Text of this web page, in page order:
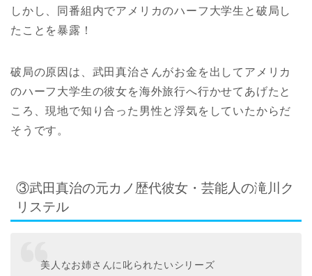
しかし、同番組内でアメリカのハーフ大学生と破局し
たことを暴露！
破局の原因は、武田真治さんがお金を出してアメリカ
のハーフ大学生の彼女を海外旅行へ行かせてあげたと
ころ、現地で知り合った男性と浮気をしていたからだ
そうです。
③武田真治の元カノ歴代彼女・芸能人の滝川ク
リステル
美人なお姉さんに叱られたいシリーズ